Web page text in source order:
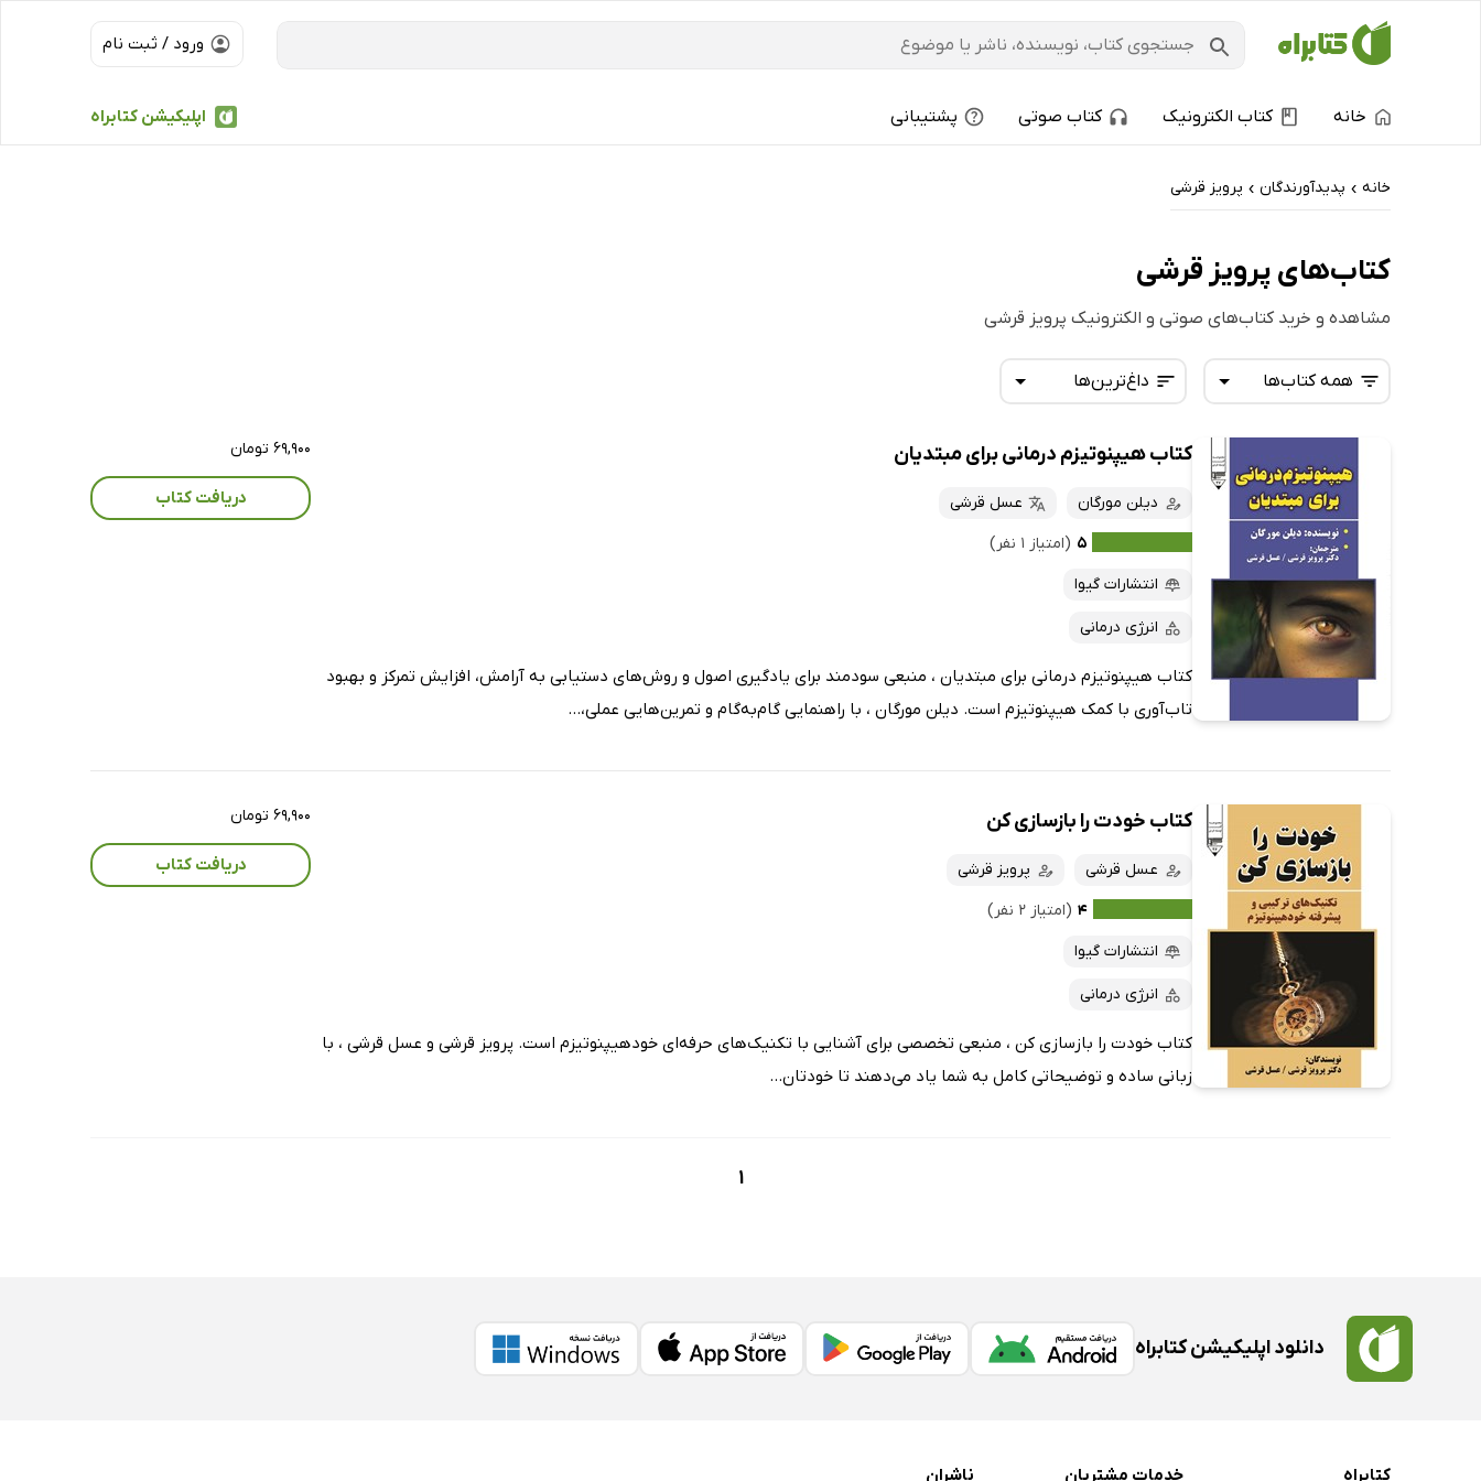
ورود / ثبت نام
اپلیکیشن کتابراه خانه کتاب الکترونیک کتاب صوتی پشتیبانی
خانه › پدیدآورندگان › پرویز قرشی
کتاب‌های پرویز قرشی
مشاهده و خرید کتاب‌های صوتی و الکترونیک پرویز قرشی
داغ‌ترین‌ها
تازه‌ها
داغ‌ترین‌ها
پربحث‌ها
ارزان ترین‌ها
همه کتاب‌ها
همه کتاب‌ها
کتاب‌های صوتی
کتاب‌های متنی
کتاب هیپنوتیزم درمانی برای مبتدیان
دیلن مورگان
عسل قرشی
۵ (امتیاز ۱ نفر)
انتشارات گیوا
انرژی درمانی
کتاب هیپنوتیزم درمانی برای مبتدیان ، منبعی سودمند برای یادگیری اصول و روش‌های دستیابی به آرامش، افزایش تمرکز و بهبود
تاب‌آوری با کمک هیپنوتیزم است. دیلن مورگان ، با راهنمایی گام‌به‌گام و تمرین‌هایی عملی،...
۶۹,۹۰۰ تومان
دریافت کتاب
کتاب خودت را بازسازی کن
عسل قرشی
پرویز قرشی
۴ (امتیاز ۲ نفر)
انتشارات گیوا
انرژی درمانی
کتاب خودت را بازسازی کن ، منبعی تخصصی برای آشنایی با تکنیک‌های حرفه‌ای خودهیپنوتیزم است. پرویز قرشی و عسل قرشی ، با
زبانی ساده و توضیحاتی کامل به شما یاد می‌دهند تا خودتان...
۶۹,۹۰۰ تومان
دریافت کتاب
1
دانلود اپلیکیشن کتابراه
کتابراه خدمات مشتریان ناشران